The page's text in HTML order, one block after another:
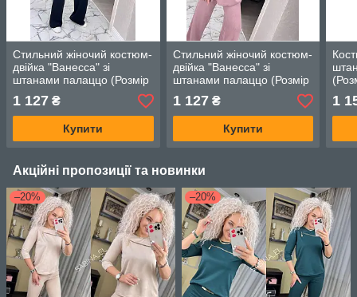
Стильний жіночий костюм-
двійка "Ванесса" зі
штанами палаццо (Розмір
onesize), чорний
1 127 ₴
Купити
Стильний жіночий костюм-
двійка "Ванесса" зі
штанами палаццо (Розмір
onesize), пудра
1 127₴
Купити
1
Акційні пропозиції та новинки
–20% –20%